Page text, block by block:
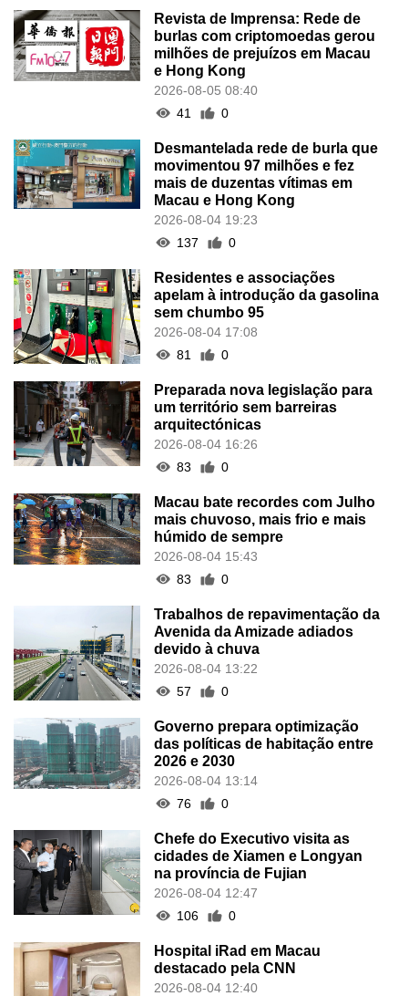
Revista de Imprensa: Rede de
burlas com criptomoedas gerou
milhões de prejuízos em Macau
e Hong Kong
2026-08-05 08:40
41
0
Desmantelada rede de burla que
movimentou 97 milhões e fez
mais de duzentas vítimas em
Macau e Hong Kong
2026-08-04 19:23
137
0
Residentes e associações
apelam à introdução da gasolina
sem chumbo 95
2026-08-04 17:08
81
0
Preparada nova legislação para
um território sem barreiras
arquitectónicas
2026-08-04 16:26
83
0
Macau bate recordes com Julho
mais chuvoso, mais frio e mais
húmido de sempre
2026-08-04 15:43
83
0
Trabalhos de repavimentação da
Avenida da Amizade adiados
devido à chuva
2026-08-04 13:22
57
0
Governo prepara optimização
das políticas de habitação entre
2026 e 2030
2026-08-04 13:14
76
0
Chefe do Executivo visita as
cidades de Xiamen e Longyan
na província de Fujian
2026-08-04 12:47
106
0
Hospital iRad em Macau
destacado pela CNN
2026-08-04 12:40